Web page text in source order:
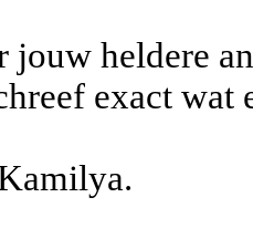
jouw heldere
exact wat